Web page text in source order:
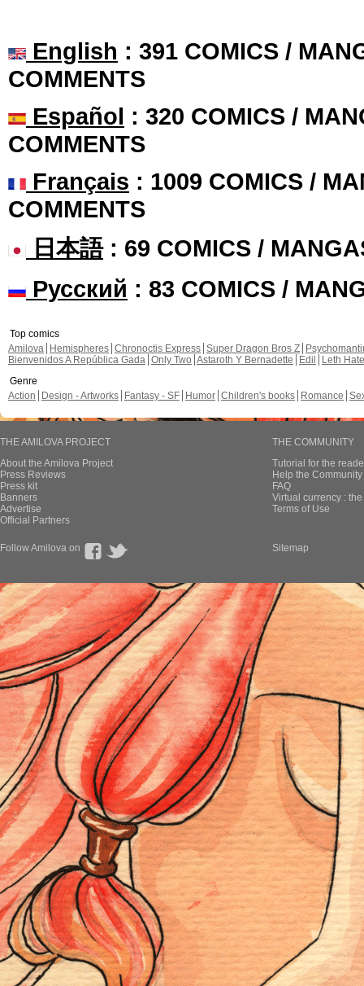
English : 391 COMICS /
COMMENTS
Español : 320 COMICS /
COMMENTS
Français : 1009 COMICS /
COMMENTS
日本語: 69 COMICS /
Русский : 83 COMICS /
Top comics
Amilova
Hemispheres Chronoctis Express Super Dragon Bros Z
Bienvenidos A República Gada Only Two Astaroth Y Bernadette Edil
Leth Hate
Genre
Action
Design - Artworks Fantasy - SF Humor Children's books Romance
THE AMILOVA PROJECT
About the Amilova Project
Press Reviews
Press kit
Banners
Advertise
Official Partners
THE COMMUNITY
Tutorial for the
Help the
FAQ
Virtual currency :
Terms of Use
Follow Amilova on Sitemap